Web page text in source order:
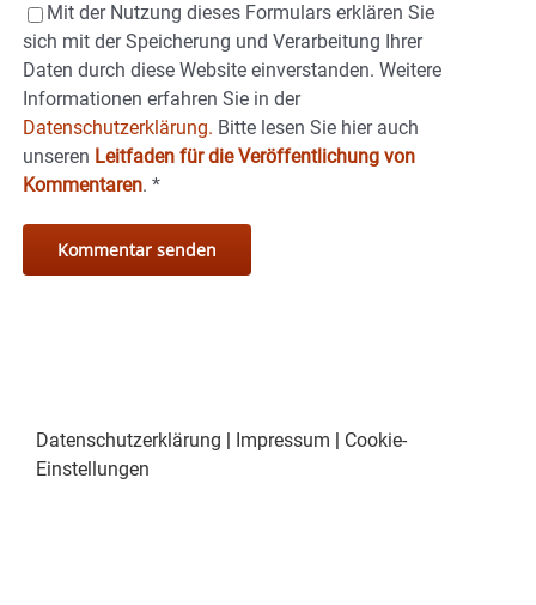
Mit der Nutzung dieses Formulars erklären Sie
sich mit der Speicherung und Verarbeitung Ihrer
Daten durch diese Website einverstanden. Weitere
Informationen erfahren Sie in der
Datenschutzerklärung. Bitte lesen Sie hier auch
unseren Leitfaden für die Veröffentlichung von
Kommentaren. *
Datenschutzerklärung Impressum
Cookie-
Einstellungen